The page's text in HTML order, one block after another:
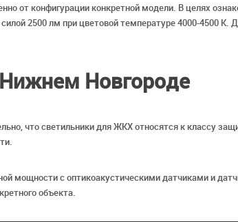
от конфигурации конкретной модели. В целях
2500 лм при цветовой температуре 4000-4500 К.
Новгороде
что светильники для ЖКХ относятся к классу
мощности с оптикоакустическими датчиками и
объекта.